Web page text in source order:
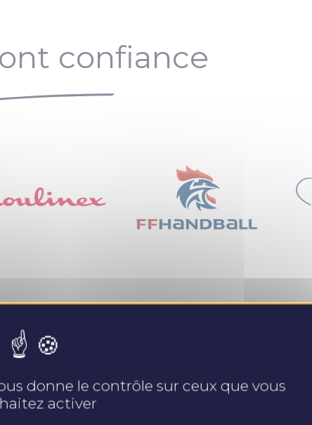
confiance
donne le contrôle sur ceux que vous
activer